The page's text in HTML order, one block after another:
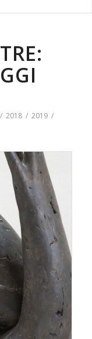
/ 2018 / 2019 /